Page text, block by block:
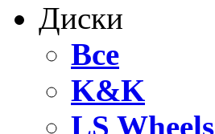
Диски
Все
K&K
LS Wheels